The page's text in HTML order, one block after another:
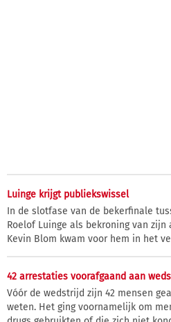
Luinge krijgt publiekswissel
In de slotfase van de bekerfinale
Roelof Luinge als bekroning van
Kevin Blom kwam voor hem in het
42 arrestaties voorafgaand aan
Vóór de wedstrijd zijn 42 mensen
weten. Het ging voornamelijk om